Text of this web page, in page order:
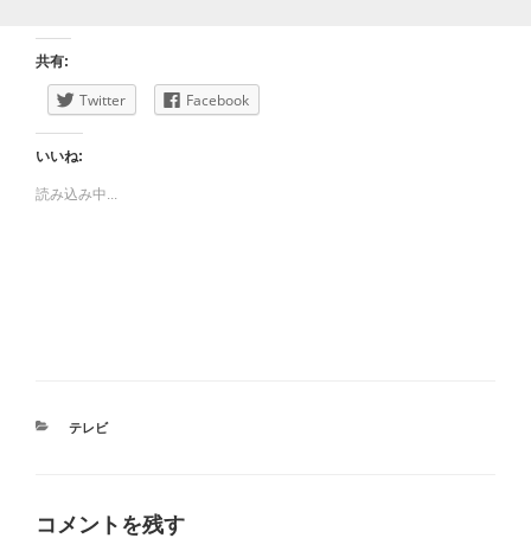
共有:
Twitter Facebook
いいね:
読み込み中...
カ
テレビ
コメントを残す